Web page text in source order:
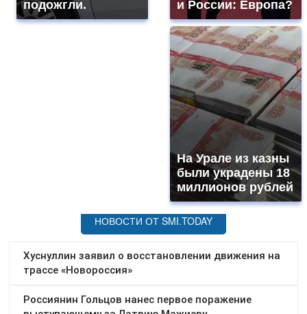
подожгли.
и России: Европа?
На Урале из казны
были украдены 18
миллионов рублей